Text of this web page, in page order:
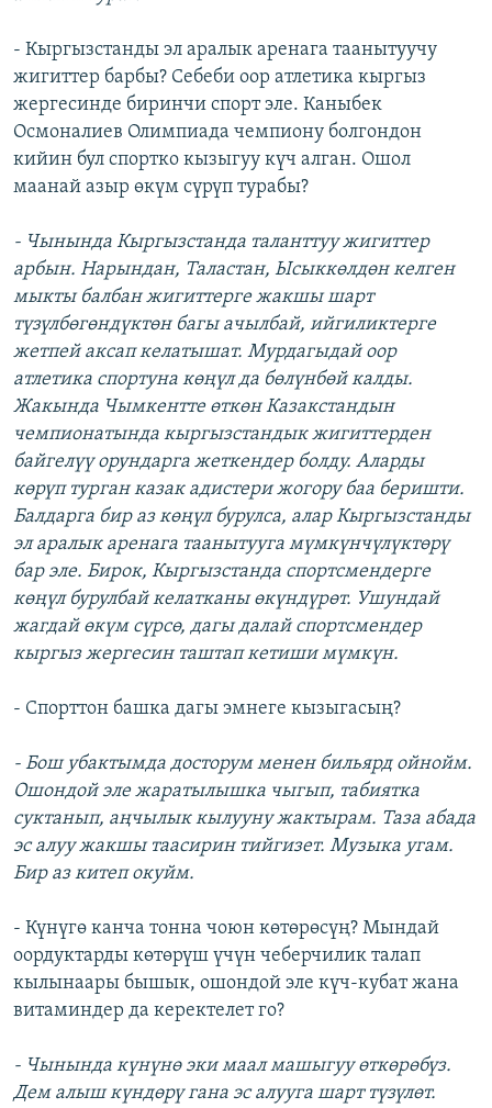
- Кыргызстанды эл аралык аренага таанытуучу
жигиттер барбы? Себеби оор атлетика кыргыз
жергесинде биринчи спорт эле. Каныбек
Осмоналиев Олимпиада чемпиону болгондон
кийин бул спортко кызыгуу күч алган. Ошол
маанай азыр өкүм сүрүп турабы?
- Чынында Кыргызстанда таланттуу жигиттер
арбын. Нарындан, Таластан, Ысыккөлдөн келген
мыкты балбан жигиттерге жакшы шарт
түзүлбөгөндүктөн багы ачылбай, ийгиликтерге
жетпей аксап келатышат. Мурдагыдай оор
атлетика спортуна көңүл да бөлүнбөй калды.
Жакында Чымкентте өткөн Казакстандын
чемпионатында кыргызстандык жигиттерден
байгелүү орундарга жеткендер болду. Аларды
көрүп турган казак адистери жогору баа беришти.
Балдарга бир аз көңүл бурулса, алар Кыргызстанды
эл аралык аренага таанытууга мүмкүнчүлүктөрү
бар эле. Бирок, Кыргызстанда спортсмендерге
көңүл бурулбай келатканы өкүндүрөт. Ушундай
жагдай өкүм сүрсө, дагы далай спортсмендер
кыргыз жергесин таштап кетиши мүмкүн.
- Спорттон башка дагы эмнеге кызыгасың?
- Бош убактымда досторум менен бильярд ойнойм.
Ошондой эле жаратылышка чыгып, табиятка
суктанып, аңчылык кылууну жактырам. Таза абада
эс алуу жакшы таасирин тийгизет. Музыка угам.
Бир аз китеп окуйм.
- Күнүгө канча тонна чоюн көтөрөсүң? Мындай
оордуктарды көтөрүш үчүн чеберчилик талап
кылынаары бышык, ошондой эле күч-кубат жана
витаминдер да керектелет го?
- Чынында күнүнө эки маал машыгуу өткөрөбүз.
Дем алыш күндөрү гана эс алууга шарт түзүлөт.